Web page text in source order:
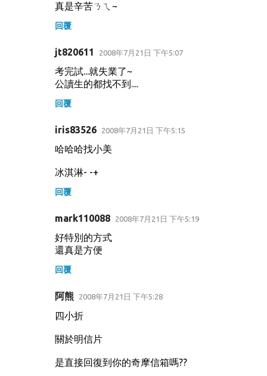
真是辛苦ㄋㄟ~
回覆
jt820611 2008年7月21日 下午5:07
考完試...就失業了~
公讀生的都找不到....
回覆
iris83526 2008年7月21日 下午5:15
哈哈哈找小美
冰淇淋- -+
回覆
mark110088 2008年7月21日 下午5:19
好特別的方式
還真是方便
回覆
阿熊 2008年7月21日 下午5:28
四小折
關於明信片
是直接回復到你的奇摩信箱嗎??